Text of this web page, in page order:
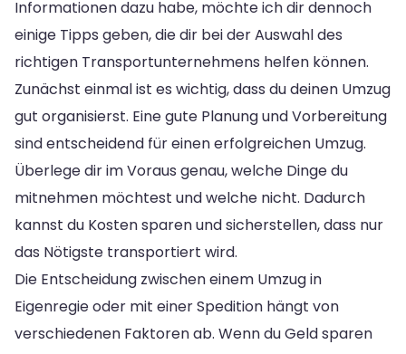
Informationen dazu habe, möchte ich dir dennoch
einige Tipps geben, die dir bei der Auswahl des
richtigen Transportunternehmens helfen können.
Zunächst einmal ist es wichtig, dass du deinen Umzug
gut organisierst. Eine gute Planung und Vorbereitung
sind entscheidend für einen erfolgreichen Umzug.
Überlege dir im Voraus genau, welche Dinge du
mitnehmen möchtest und welche nicht. Dadurch
kannst du Kosten sparen und sicherstellen, dass nur
das Nötigste transportiert wird.
Die Entscheidung zwischen einem Umzug in
Eigenregie oder mit einer Spedition hängt von
verschiedenen Faktoren ab. Wenn du Geld sparen